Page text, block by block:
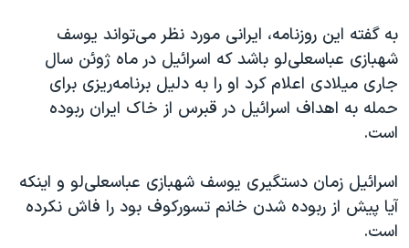
اسرائیل در جنگ
نرگس محمدی برنده جایزه نوبل صلح
همایش محافظه‌کاران آمریکا «سی‌پک»
سفر پرزیدنت ترامپ به چین
به گفته این روزنامه، ایرانی مورد نظر می‌تواند یوسف
شهبازی عباسعلی‌لو باشد که اسرائیل در ماه ژوئن سال
جاری میلادی اعلام کرد او را به دلیل برنامه‌ریزی برای
حمله به اهداف اسرائیل در قبرس از خاک ایران ربوده
است.
اسرائیل زمان دستگیری یوسف شهبازی عباسعلی‌لو و اینکه
آیا پیش از ربوده شدن خانم تسورکوف بود را فاش نکرده
است.